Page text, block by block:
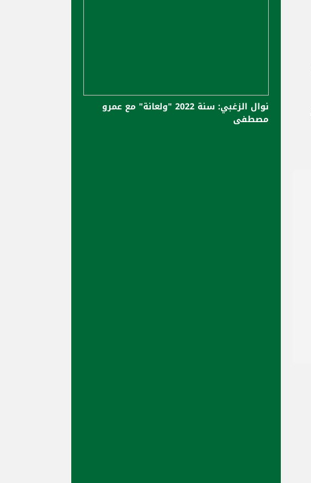
نوال الزغبي: سنة 2022 "ولعانة" مع عمرو
مصطفى